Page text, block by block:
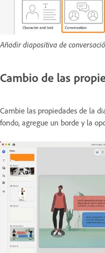
Añadir diapositiva de
Cambio de las
Cambie las propiedades de la
fondo, agregue un borde y la